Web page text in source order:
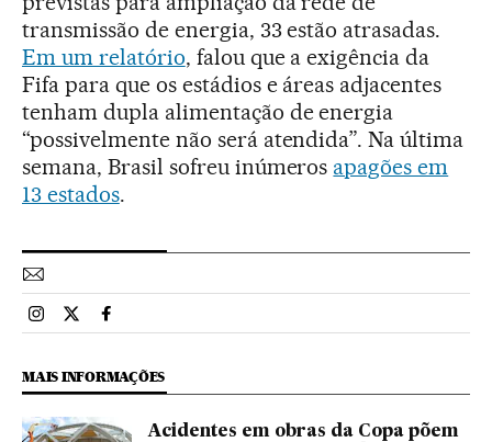
transmissão de energia, 33 estão atrasadas.
Em um relatório, falou que a exigência da
Fifa para que os estádios e áreas adjacentes
tenham dupla alimentação de energia
“possivelmente não será atendida”. Na última
semana, Brasil sofreu inúmeros apagões em
13 estados.
Esportes El País Brasil en Instagram
Esportes El País Brasil en Twitter
Esportes El País Brasil en Facebook
MAIS INFORMAÇÕES
Acidentes em obras da Copa põem